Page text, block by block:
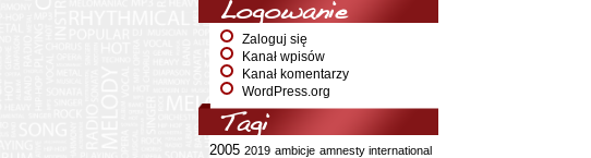
Logowanie
Zaloguj się
Kanał wpisów
Kanał komentarzy
WordPress.org
Tagi
2005 2019 ambicje amnesty international